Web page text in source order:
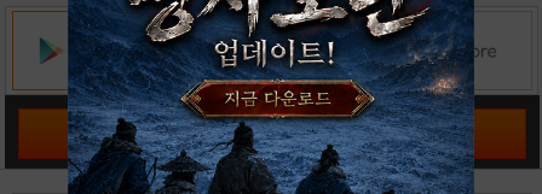
공략 커뮤니티 바로가기